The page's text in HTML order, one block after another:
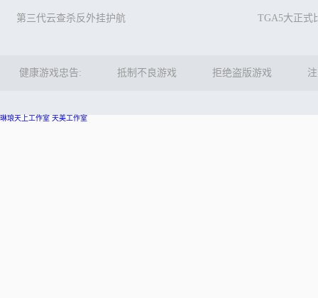
第三代云查杀反外挂护航 TGA5大正式
健康游戏忠告: 抵制不良游戏 拒绝盗版游戏
琳琅天上工作室 天美工作室